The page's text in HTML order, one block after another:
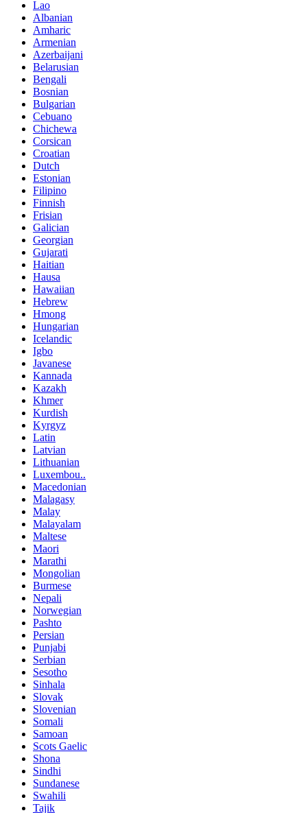
Lao
Albanian
Amharic
Armenian
Azerbaijani
Belarusian
Bengali
Bosnian
Bulgarian
Cebuano
Chichewa
Corsican
Croatian
Dutch
Estonian
Filipino
Finnish
Frisian
Galician
Georgian
Gujarati
Haitian
Hausa
Hawaiian
Hebrew
Hmong
Hungarian
Icelandic
Igbo
Javanese
Kannada
Kazakh
Khmer
Kurdish
Kyrgyz
Latin
Latvian
Lithuanian
Luxembou..
Macedonian
Malagasy
Malay
Malayalam
Maltese
Maori
Marathi
Mongolian
Burmese
Nepali
Norwegian
Pashto
Persian
Punjabi
Serbian
Sesotho
Sinhala
Slovak
Slovenian
Somali
Samoan
Scots Gaelic
Shona
Sindhi
Sundanese
Swahili
Tajik